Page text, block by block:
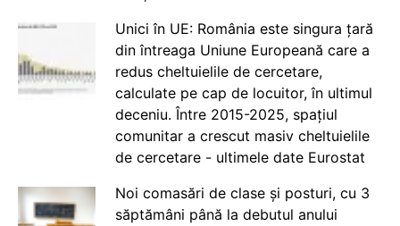
Unici în UE: România este singura țară
din întreaga Uniune Europeană care a
redus cheltuielile de cercetare,
calculate pe cap de locuitor, în ultimul
deceniu. Între 2015-2025, spațiul
comunitar a crescut masiv cheltuielile
de cercetare - ultimele date Eurostat
Noi comasări de clase și posturi, cu 3
săptămâni până la debutul anului